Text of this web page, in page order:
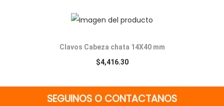
Clavos Cabeza chata 14X40 mm
$4,416.30
SEGUINOS O CONTACTANOS